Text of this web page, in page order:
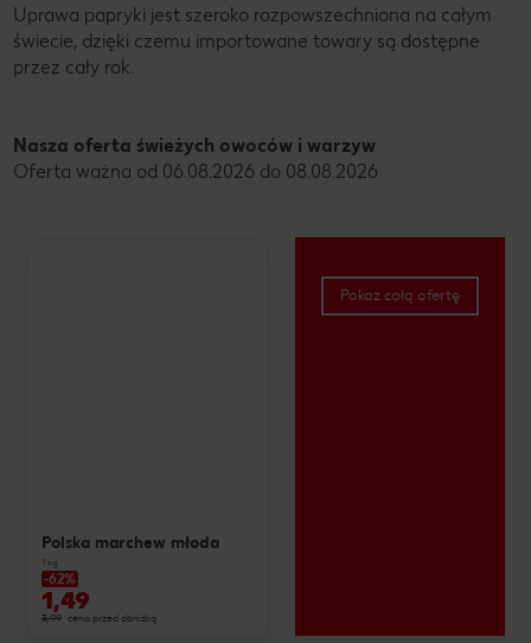
Uprawa papryki jest szeroko rozpowszechniona na całym
świecie, dzięki czemu importowane towary są dostępne
przez cały rok.
Nasza oferta świeżych owoców i warzyw
Oferta ważna od 06.08.2026 do 08.08.2026
Polska marchew młoda
1 kg
-62%
1,49
3,99 cena przed obniżką
Pokaż całą ofertę